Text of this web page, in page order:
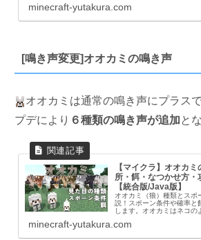
大きさ幅 :1.7高さ :2....
minecraft-yutakura.com
[鳴き声変更]オオカミの鳴き声
オオカミは通常の鳴き声にプラス
プデにより ６種類の鳴き声が追加と
【マイクラ】オオカ
所・餌・なつかせ方・
【統合版/Java版】
オオカミ（狼）種類とスポ
説！スポーン条件や確率と
します。オオカミはネコの
うになります。基本情報オ
minecraft-yutakura.com